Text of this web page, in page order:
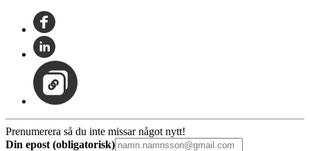
Prenumerera så du inte missar något nytt!
Din epost (obligatorisk)